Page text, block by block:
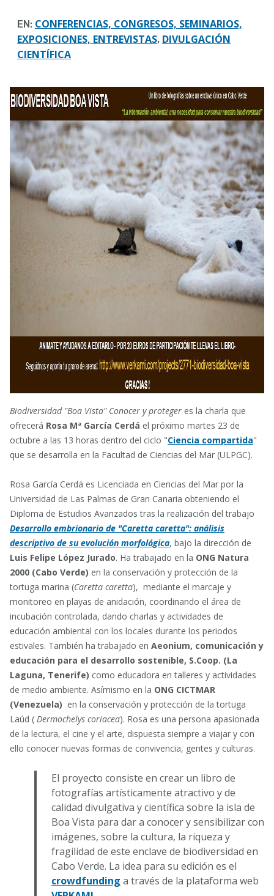
EN: CONFERENCIAS, CONGRESOS, SEMINARIOS,
EXPOSICIONES, ENTREVISTAS, DIVULGACIÓN
CIENTÍFICA
Biodiversidad "Boa Vista" Conocer y proteger es la charla que
ofrecerá Rosa Mª García Cerdá el próximo martes 23 de
octubre a las 13 horas dentro del ciclo "Ciencia compartida"
que se desarrolla en la Facultad de Ciencias del Mar (ULPGC).
Rosa García Cerdá es Licenciada en Ciencias del Mar por la
Universidad de Las Palmas de Gran Canaria obteniendo el
Diploma de Estudios Avanzados tras la realización del trabajo
Desarrollo embrionario de "Caretta caretta": análisis
descriptivo de su evolución morfológica, bajo la dirección de
Luis Felipe López Jurado. Ha trabajado en la ONG Natura
2000 (Cabo Verde) en la conservación y protección de la
tortuga marina (Caretta caretta), mediante el marcaje y
monitoreo en playas de anidación, coordinando el área de
incubación controlada, dando charlas y actividades de
educación ambiental con los locales durante los periodos
estivales. También ha trabajado en Aeonium, comunicación y
educación para el desarrollo sostenible, S.Coop. (La
Laguna, Tenerife) como educadora en talleres y actividades
de medio ambiente. Asímismo en la ONG CICTMAR
(Venezuela) en la conservación y protección de la tortuga
Laúd ( Dermochelys coriacea). Rosa es una persona apasionada
de la lectura, el cine y el arte, dispuesta siempre a viajar y con
ello conocer nuevas formas de convivencia, gentes y culturas.
El proyecto consiste en crear un libro de
fotografías artísticamente atractivo yde
calidad divulgativa y científica sobre la isla de
Boa Vista para dar a conocer y sensibilizar con
imágenes, sobre la cultura, la riqueza y
fragilidad de este enclave de biodiversidad en
Cabo Verde. La idea para su edición es el
crowdfunding a través de la plataforma web